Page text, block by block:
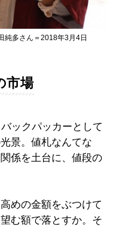
純多さん＝2018年3月4日
市場
ックパッカーとして
景。値札なんてな
係を土台に、値段の
めの金額をぶつけて
む額で落とすか。そ